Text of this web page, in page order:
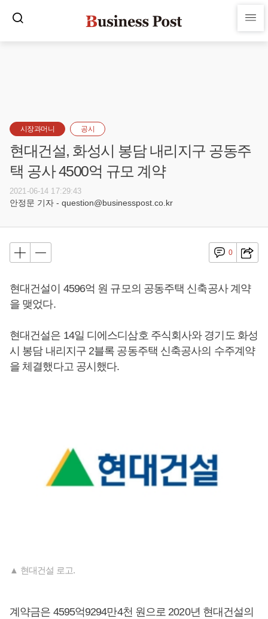
시장과머니 공시
현대건설, 화성시 봉담 내리지구 공동주
택 공사 4500억 규모 계약
2021-06-14 17:29:43
안정문 기자 - question@businesspost.co.kr
0
현대건설이 4596억 원 규모의 공동주택 신축공사 계약
을 맺었다.
현대건설은 14일 디에스디삼호 주식회사와 경기도 화성
시 봉담 내리지구 2블록 공동주택 신축공사의 수주계약
을 체결했다고 공시했다.
▲ 현대건설 로고.
계약금은 4595억9294만4천 원으로 2020년 현대건설의